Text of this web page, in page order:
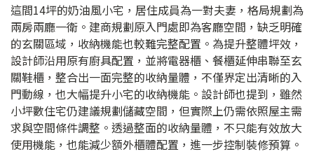
這間14坪的奶油風小宅，居住成員為一對夫妻，格局規劃為
兩房兩廳一衛。建商規劃原入門處即為客廳空間，缺乏明確
的玄關區域，收納機能也較難完整配置。為提升整體坪效，
設計師沿用原有廚具配置，並將電器櫃、餐櫃延伸串聯至玄
關鞋櫃，整合出一面完整的收納量體，不僅界定出清晰的入
門動線，也大幅提升小宅的收納機能。設計師也提到，雖然
小坪數住宅仍建議規劃儲藏空間，但實際上仍需依照屋主需
求與空間條件調整。透過整面的收納量體，不只能有效放大
使用機能，也能減少額外櫃體配置，進一步控制裝修預算。